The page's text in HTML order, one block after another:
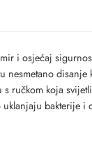
i osjećaj
nesmetano
koja
bakterije i